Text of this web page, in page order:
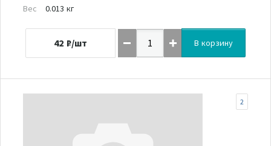
Вес
0.013 кг
42 ₽/шт В корзину
2